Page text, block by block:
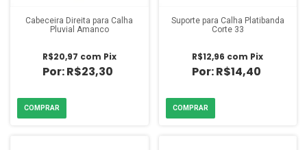
Cabeceira Direita para Calha
Pluvial Amanco
R$23,30
R$20,97 com Pix
Suporte para Calha Platibanda
Corte 33
R$14,40
R$12,96 com Pix